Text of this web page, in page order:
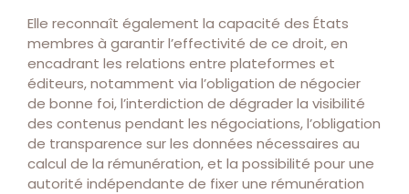
Elle reconnaît également la capacité des États
membres à garantir l’effectivité de ce droit, en
encadrant les relations entre plateformes et
éditeurs, notamment via l’obligation de négocier
de bonne foi, l’interdiction de dégrader la visibilité
des contenus pendant les négociations, l’obligation
de transparence sur les données nécessaires au
calcul de la rémunération, et la possibilité pour une
autorité indépendante de fixer une rémunération